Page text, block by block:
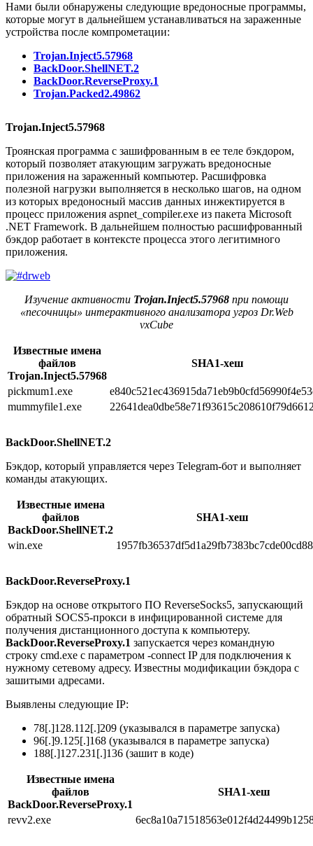
Нами были обнаружены следующие вредоносные программы,
которые могут в дальнейшем устанавливаться на зараженные
устройства после компрометации:
Trojan.Inject5.57968
BackDoor.ShellNET.2
BackDoor.ReverseProxy.1
Trojan.Packed2.49862
Trojan.Inject5.57968
Троянская программа с зашифрованным в ее теле бэкдором,
который позволяет атакующим загружать вредоносные
приложения на зараженный компьютер. Расшифровка
полезной нагрузки выполняется в несколько шагов, на одном
из которых вредоносный массив данных инжектируется в
процесс приложения aspnet_compiler.exe из пакета Microsoft
.NET Framework. В дальнейшем полностью расшифрованный
бэкдор работает в контексте процесса этого легитимного
приложения.
Изучение активности Trojan.Inject5.57968 при помощи
«песочницы» интерактивного анализатора угроз Dr.Web
vxCube
Известные имена
файлов
Trojan.Inject5.57968
SHA1-хеш
pickmum1.exe
mummyfile1.exe
BackDoor.ShellNET.2
Бэкдор, который управляется через Telegram-бот и выполняет
команды атакующих.
Известные имена
файлов
BackDoor.ShellNET.2
SHA1-хеш
win.exe
BackDoor.ReverseProxy.1
Бэкдор на основе открытого ПО ReverseSocks5, запускающий
обратный SOCS5-прокси в инфицированной системе для
получения дистанционного доступа к компьютеру.
BackDoor.ReverseProxy.1 запускается через командную
строку cmd.exe с параметром -connect IPдля подключения к
нужному сетевому адресу. Известны модификации бэкдора с
зашитыми адресами.
Выявлены следующие IP:
78[.]128.112[.]209 (указывался в параметре запуска)
96[.]9.125[.]168 (указывался в параметре запуска)
188[.]127.231[.]136 (зашит в коде)
Известные имена
файлов
BackDoor.ReverseProxy.1
SHA1-хеш
revv2.exe